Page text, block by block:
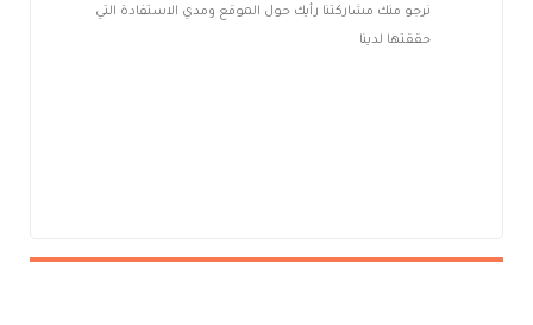
نرجو منك مشاركتنا رأيك حول الموقع ومدي الاستفادة التي
حققتها لدينا